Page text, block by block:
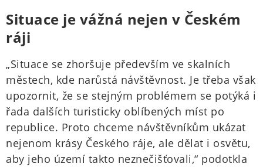
Situace je vážná nejen v Českém
ráji
„Situace se zhoršuje především ve skalních
městech, kde narůstá návštěvnost. Je třeba však
upozornit, že se stejným problémem se potýká i
řada dalších turisticky oblíbených míst po
republice. Proto chceme návštěvníkům ukázat
nejenom krásy Českého ráje, ale dělat i osvětu,
aby jeho území takto neznečišťovali,“ podotkla